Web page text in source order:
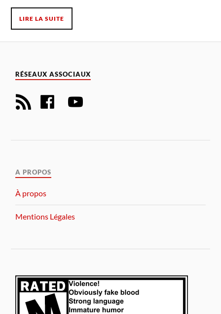
LIRE LA SUITE
RÉSEAUX ASSOCIAUX
A PROPOS
À propos
Mentions Légales